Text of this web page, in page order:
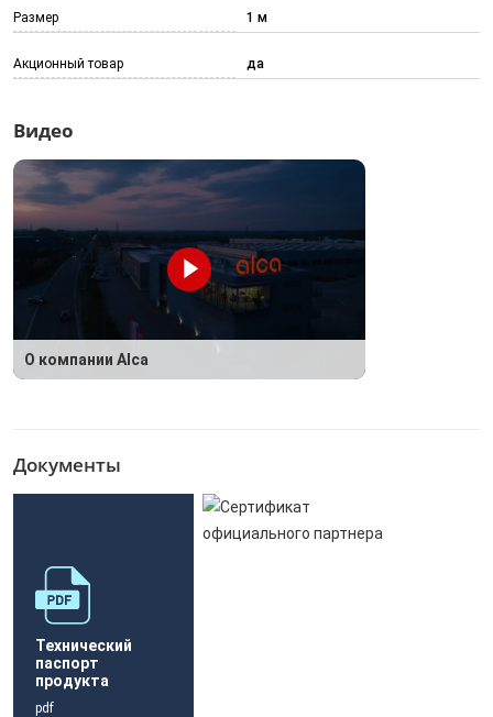
Размер 1 м
Акционный товар да
Видео
О компании Alca
Документы
Технический
паспорт
продукта
pdf